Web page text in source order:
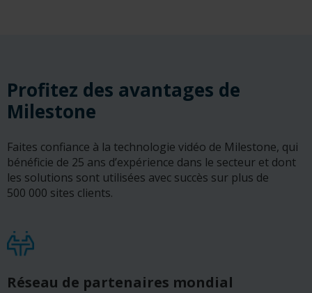
Profitez des avantages de
Milestone
Faites confiance à la technologie vidéo de Milestone, qui
bénéficie de 25 ans d’expérience dans le secteur et dont
les solutions sont utilisées avec succès sur plus de
500 000 sites clients.
Réseau de partenaires mondial